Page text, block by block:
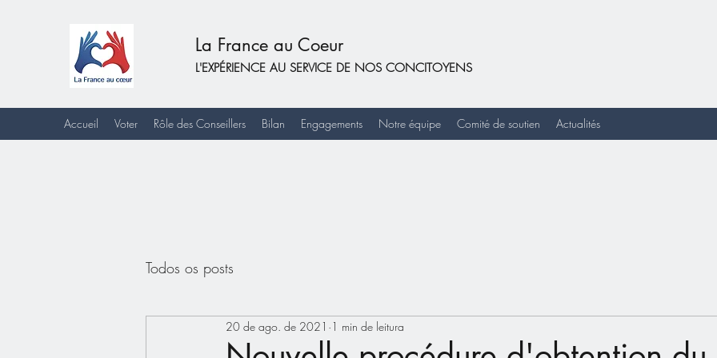
La France au Coeur
L'EXPÉRIENCE AU SERVICE DE NOS CONCITOYENS
Accueil Voter Rôle des Conseillers Bilan Engagements Notre équipe Comité de soutien Actualités
Todos os posts
20 de ago. de 2021 1 min de leitura